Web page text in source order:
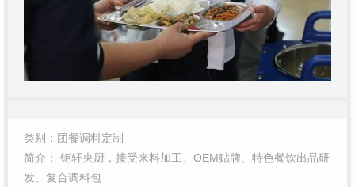
类别：团餐调料定制
简介： 钜轩央厨，接受来料加工、OEM贴牌、特色餐饮出品研
发、复合调料包…